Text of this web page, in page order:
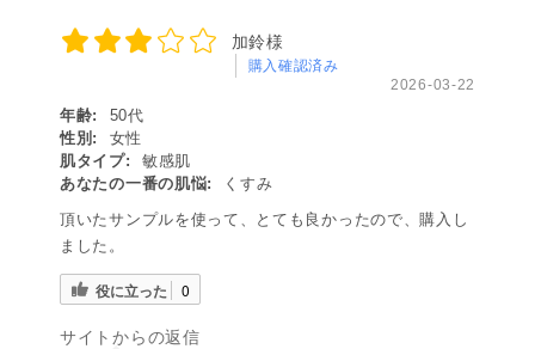
加鈴様
購入確認済み
2026-03-22
年齢:
50代
性別:
女性
肌タイプ:
敏感肌
あなたの一番の肌悩:
くすみ
頂いたサンプルを使って、とても良かったので、購入し
ました。
役に立った 0
サイトからの返信